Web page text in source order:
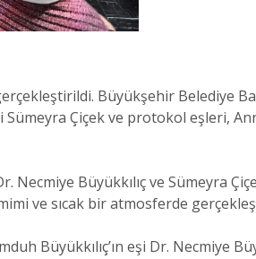
Büyükşehir Belediye
Sümeyra Çiçek ve protokol eşleri,
Necmiye Büyükkılıç ve Sümeyra
ve sıcak bir atmosferde
Büyükkılıç’ın eşi Dr. Necmiye